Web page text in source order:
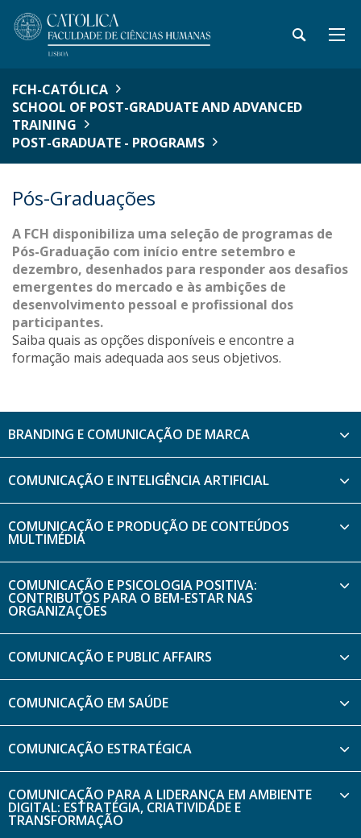
FCH-CATÓLICA
SCHOOL OF POST-GRADUATE AND ADVANCED
TRAINING
POST-GRADUATE - PROGRAMS
Pós-Graduações
A FCH disponibiliza uma seleção de programas de
Pós-Graduação com início entre setembro e
dezembro, desenhados para responder aos desafios
emergentes do mercado e às ambições de
desenvolvimento pessoal e profissional dos
participantes.
Saiba quais as opções disponíveis e encontre a
formação mais adequada aos seus objetivos.
BRANDING E COMUNICAÇÃO DE MARCA
COMUNICAÇÃO E INTELIGÊNCIA ARTIFICIAL
COMUNICAÇÃO E PRODUÇÃO DE CONTEÚDOS
MULTIMÉDIA
COMUNICAÇÃO E PSICOLOGIA POSITIVA:
CONTRIBUTOS PARA O BEM-ESTAR NAS
ORGANIZAÇÕES
COMUNICAÇÃO E PUBLIC AFFAIRS
COMUNICAÇÃO EM SAÚDE
COMUNICAÇÃO ESTRATÉGICA
COMUNICAÇÃO PARA A LIDERANÇA EM AMBIENTE
DIGITAL: ESTRATÉGIA, CRIATIVIDADE E
TRANSFORMAÇÃO